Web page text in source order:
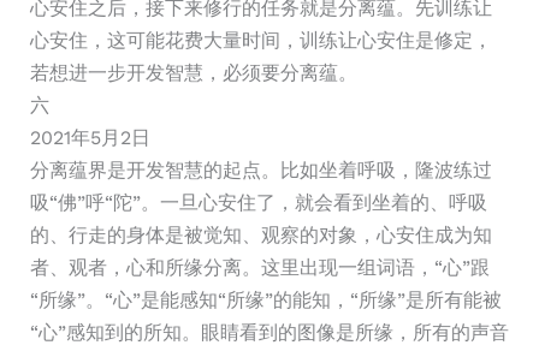
心安住之后，接下来修行的任务就是分离蕴。先训练让
心安住，这可能花费大量时间，训练让心安住是修定，
若想进一步开发智慧，必须要分离蕴。
六
2021年5月2日
分离蕴界是开发智慧的起点。比如坐着呼吸，隆波练过
吸“佛”呼“陀”。一旦心安住了，就会看到坐着的、呼吸
的、行走的身体是被觉知、观察的对象，心安住成为知
者、观者，心和所缘分离。这里出现一组词语，“心”跟
“所缘”。“心”是能感知“所缘”的能知，“所缘”是所有能被
“心”感知到的所知。眼睛看到的图像是所缘，所有的声音